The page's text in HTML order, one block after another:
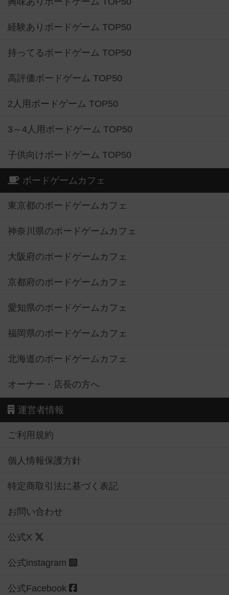
経験ありボードゲーム TOP50
持ってるボードゲーム TOP50
高評価ボードゲーム TOP50
2人用ボードゲーム TOP50
3～4人用ボードゲーム TOP50
子供向けボードゲーム TOP50
ボードゲームカフェ
東京都のボードゲームカフェ
神奈川県のボードゲームカフェ
大阪府のボードゲームカフェ
京都府のボードゲームカフェ
愛知県のボードゲームカフェ
福岡県のボードゲームカフェ
北海道のボードゲームカフェ
オーナー・店長の方へ
運営者情報
ご利用規約
個人情報保護方針
特定商取引法に基づく表記
お問い合わせ
公式X
公式instagram
公式Facebook